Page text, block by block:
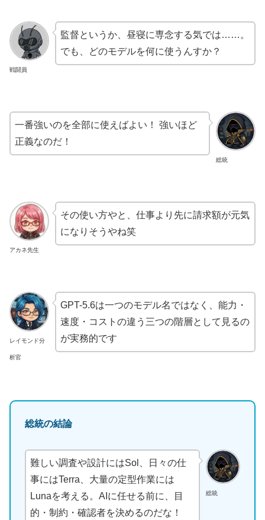
戦闘員
監督というか、昼寝に専念する気では……。
でも、どのモデルを何に使うんすか？
総統
一番強いのを全部に使えばよい！ 強いほど
正義なのだ！
アカネ先生
その使い方やと、仕事より先に請求額が元気
になりそうやね笑
レイモンド分
析官
GPT-5.6は一つのモデル名ではなく、能力・
速度・コストの違う三つの階層として見るの
が実務的です
総統の結論
総統
難しい調査や設計にはSol、日々の仕
事にはTerra、大量の定型作業には
Lunaを考える。AIに任せる前に、目
的・制約・確認者を決めるのだな！